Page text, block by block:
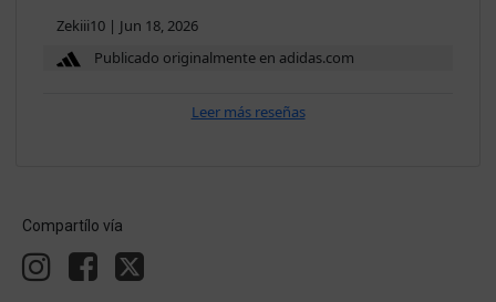
Zekiii10 | Jun 18, 2026
Publicado originalmente en adidas.com
Leer más reseñas
Compartílo vía